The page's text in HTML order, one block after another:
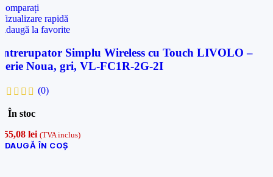
rapidă
la favorite
Simplu Wireless cu Touch LIVOLO –
Noua, gri, VL-FC1R-2G-2I
(0)
În stoc
lei (TVA inclus)
ÎN COȘ